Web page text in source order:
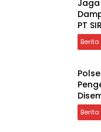
Jaga
PT
Berita
Berita